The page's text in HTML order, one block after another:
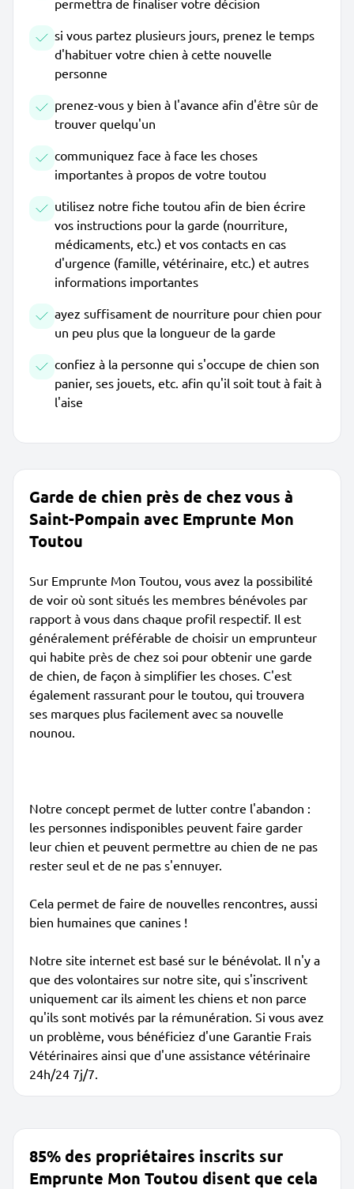
permettra de finaliser votre décision
si vous partez plusieurs jours, prenez le temps
d'habituer votre chien à cette nouvelle
personne
prenez-vous y bien à l'avance afin d'être sûr de
trouver quelqu'un
communiquez face à face les choses
importantes à propos de votre toutou
utilisez notre fiche toutou afin de bien écrire
vos instructions pour la garde (nourriture,
médicaments, etc.) et vos contacts en cas
d'urgence (famille, vétérinaire, etc.) et autres
informations importantes
ayez suffisament de nourriture pour chien pour
un peu plus que la longueur de la garde
confiez à la personne qui s'occupe de chien son
panier, ses jouets, etc. afin qu'il soit tout à fait à
l'aise
Garde de chien près de chez vous à
Saint-Pompain avec Emprunte Mon
Toutou
Sur Emprunte Mon Toutou, vous avez la possibilité
de voir où sont situés les membres bénévoles par
rapport à vous dans chaque profil respectif. Il est
généralement préférable de choisir un emprunteur
qui habite près de chez soi pour obtenir une garde
de chien, de façon à simplifier les choses. C'est
également rassurant pour le toutou, qui trouvera
ses marques plus facilement avec sa nouvelle
nounou.
Notre concept permet de lutter contre l'abandon :
les personnes indisponibles peuvent faire garder
leur chien et peuvent permettre au chien de ne pas
rester seul et de ne pas s'ennuyer.
Cela permet de faire de nouvelles rencontres, aussi
bien humaines que canines !
Notre site internet est basé sur le bénévolat. Il n'y a
que des volontaires sur notre site, qui s'inscrivent
uniquement car ils aiment les chiens et non parce
qu'ils sont motivés par la rémunération. Si vous avez
un problème, vous bénéficiez d'une Garantie Frais
Vétérinaires ainsi que d'une assistance vétérinaire
24h/24 7j/7.
85% des propriétaires inscrits sur
Emprunte Mon Toutou disent que cela